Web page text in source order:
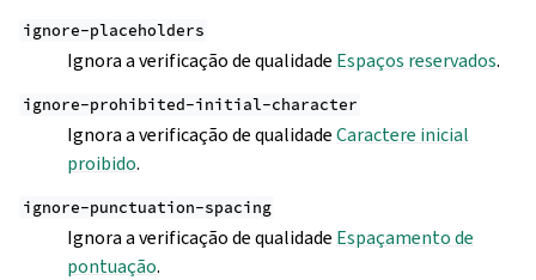
ignore-placeholders
Ignora a verificação de qualidade Espaços reservados.
ignore-prohibited-initial-character
Ignora a verificação de qualidadeCaractere inicial
proibido.
ignore-punctuation-spacing
Ignora a verificação de qualidade Espaçamento de
pontuação.